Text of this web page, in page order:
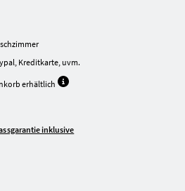
Kreditkarte, uvm.
erhältlich
inklusive